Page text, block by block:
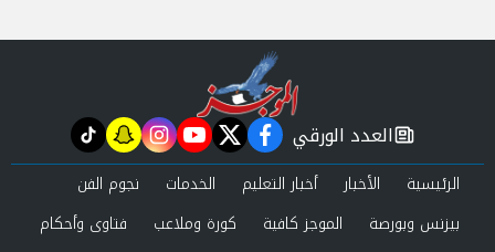
newspaper
العدد الورقي facebook
twitter
youtube
instagram
snapchat
tiktok
الرئيسية الأخبار أخبار التعليم الخدمات
نجوم الفن
بيزنس وبورصة
الموجز كافية كورة وملاعب
فتاوى وأحكام